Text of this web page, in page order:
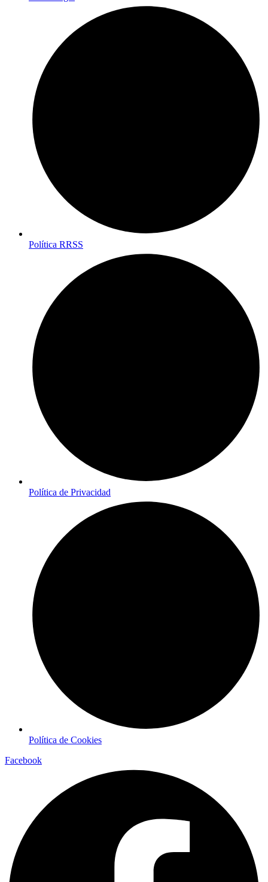
Política RRSS
Política de Privacidad
Política de Cookies
Facebook